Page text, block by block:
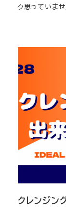
ク思っていま
クレンジン